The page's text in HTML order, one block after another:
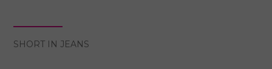
SHORT IN JEANS